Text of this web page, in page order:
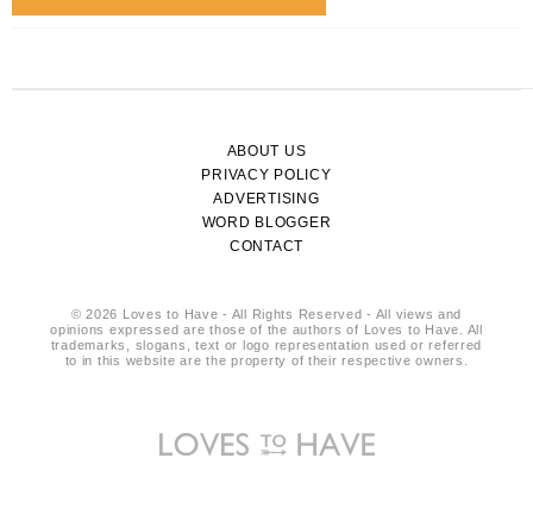
ABOUT US
PRIVACY POLICY
ADVERTISING
WORD BLOGGER
CONTACT
© 2026 Loves to Have - All Rights Reserved - All views and
opinions expressed are those of the authors of Loves to Have. All
trademarks, slogans, text or logo representation used or referred
to in this website are the property of their respective owners.